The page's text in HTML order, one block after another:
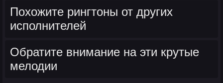
Похожите рингтоны от других
исполнителей
Обратите внимание на эти крутые
мелодии